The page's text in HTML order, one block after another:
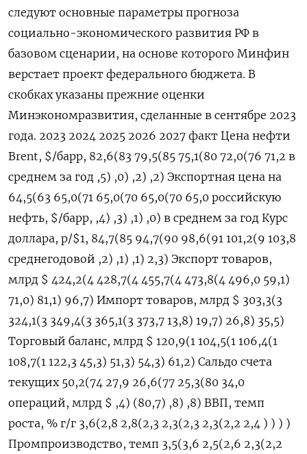
следуют основные параметры прогноза
социально-экономического развития РФ в
базовом сценарии, на основе которого Минфин
верстает проект федерального бюджета. В
скобках указаны прежние оценки
Минэкономразвития, сделанные в сентябре 2023
года. 2023 2024 2025 2026 2027 факт Цена нефти
Brent, $/барр, 82,6(83 79,5(85 75,1(80 72,0(76 71,2 в
среднем за год ,5) ,0) ,2) ,2) Экспортная цена на
64,5(63 65,0(71 65,0(70 65,0(70 65,0 российскую
нефть, $/барр, ,4) ,3) ,1) ,0) в среднем за год Курс
доллара, р/$1, 84,7(85 94,7(90 98,6(91 101,2(9 103,8
среднегодовой ,2) ,1) ,1) 2,3) Экспорт товаров,
млрд $ 424,2(4 428,7(4 455,7(4 473,8(4 496,0 59,1)
71,0) 81,1) 96,7) Импорт товаров, млрд $ 303,3(3
324,1(3 349,4(3 365,1(3 373,7 13,8) 19,7) 26,8) 35,5)
Торговый баланс, млрд $ 120,9(1 104,5(1 106,4(1
108,7(1 122,3 45,3) 51,3) 54,3) 61,2) Сальдо счета
текущих 50,2(74 27,9 26,6(77 25,3(80 34,0
операций, млрд $ ,4) (80,7) ,8) ,8) ВВП, темп
роста, % г/г 3,6(2,8 2,8(2,3 2,3(2,3 2,3(2,2 2,4 ) ) ) )
Промпроизводство, темп 3,5(3,6 2,5(2,6 2,3(2,2